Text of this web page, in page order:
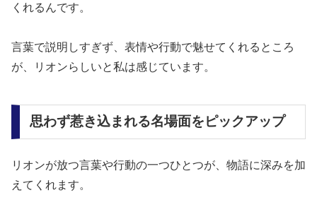
くれるんです。
言葉で説明しすぎず、表情や行動で魅せてくれるところ
が、リオンらしいと私は感じています。
思わず惹き込まれる名場面をピックアップ
リオンが放つ言葉や行動の一つひとつが、物語に深みを加
えてくれます。